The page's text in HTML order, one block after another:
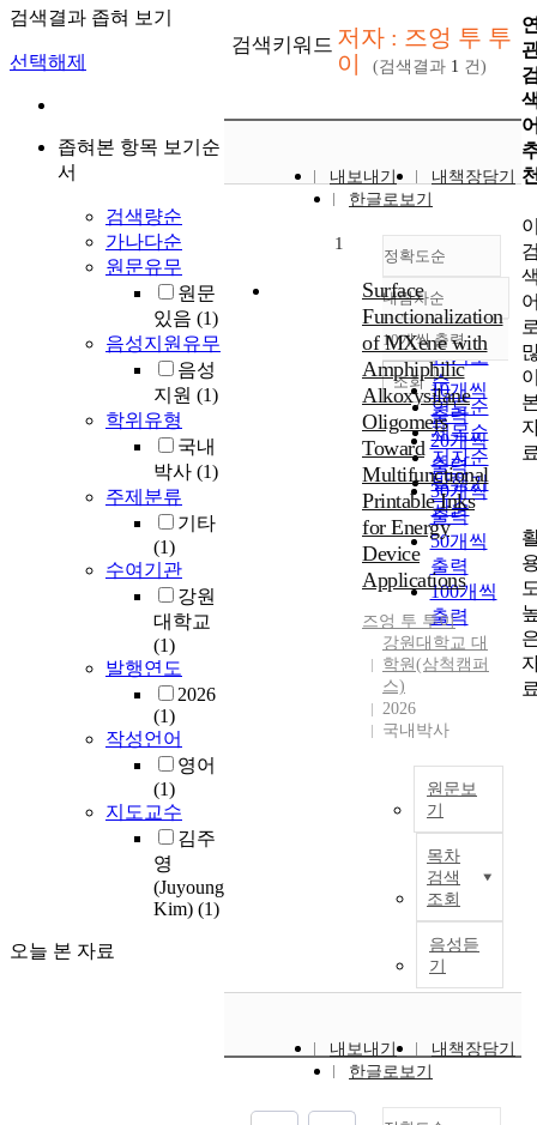
검색결과 좁혀 보기
선택해제
좁혀본 항목 보기순
서
검색량순
가나다순
원문유무
원문
있음 (1)
음성지원유무
음성
지원 (1)
학위유형
국내
박사 (1)
주제분류
기타
(1)
수여기관
강원
대학교
(1)
발행연도
2026
(1)
작성언어
영어
(1)
지도교수
김주
영
(Juyoung
Kim) (1)
오늘 본 자료
검색키워드 저자 : 즈엉 투 투
이
(검색결과 1 건)
내보내기
내책장담기
한글로보기
정확도순
정확도
순
인기도
순
연도순
제목순
저자순
발행기
관순
내림차순
내림차순
10개씩 출력
10개씩
출력
20개씩
출력
30개씩
출력
50개씩
출력
100개씩
출력
조회
1
Surface
Functionalization
of MXene with
Amphiphilic
Alkoxysilane
Oligomers
Toward
Multifunctional
Printable Inks
for Energy
Device
Applications
즈엉 투 투이
강원대학교 대
학원(삼척캠퍼
스)
2026
국내박사
원문보
기
목차
검색
조회
음성듣
기
,
a
내보내기
내책장담기
한글로보기